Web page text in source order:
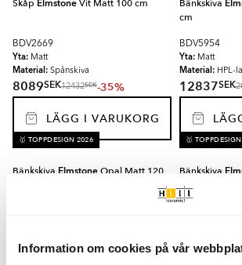
Information om cookies på vår
Skåp ElmstoneVit Matt 100 cm
BDV2669
Yta: Matt
Material: Spånskiva
8089SEK12432SEK-35%
LÄGG I VARUKORG
Bänkskiva
cm
BDV5954
Yta: Matt
Material: HPL-
12837SEK
🥇 TOPPDESIGN 2026
Bänkskiva ElmstoneOpal Matt 120
14709SEK23747SEK -38%
🥇
Bänkskiva
cm
10689SEK